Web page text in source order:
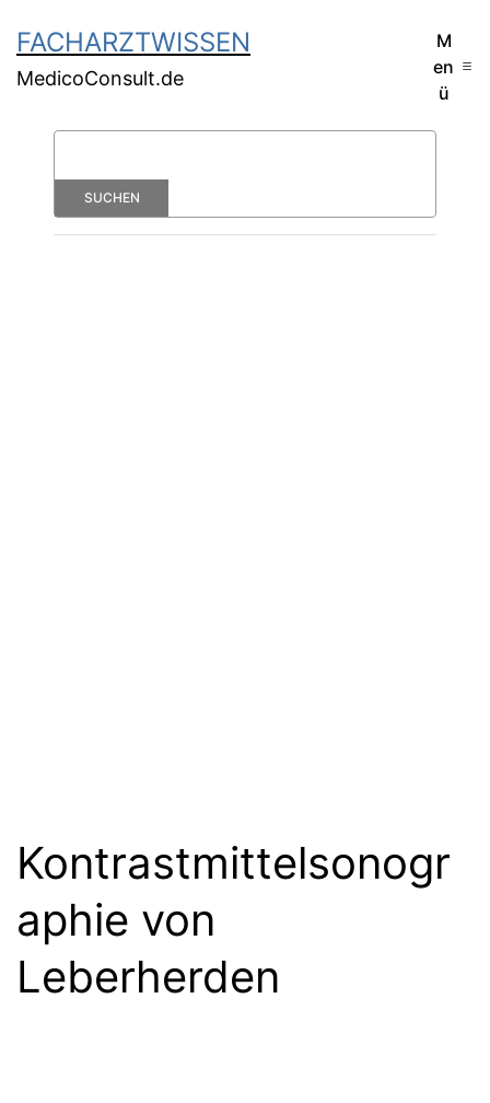
FACHARZTWISSEN
MedicoConsult.de
M
en
ü
Kontrastmittelsonogr
aphie von
Leberherden